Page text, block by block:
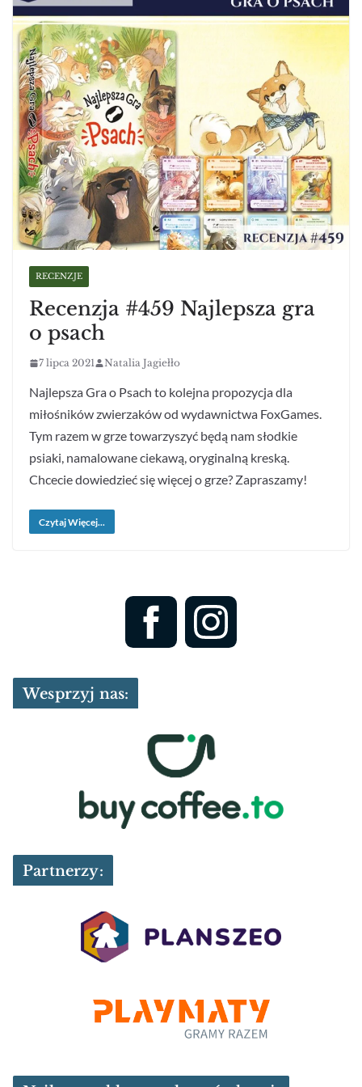
RECENZJE
Recenzja #459 Najlepsza gra
o psach
7 lipca 2021 Natalia Jagiełło
Najlepsza Gra o Psach to kolejna propozycja dla
miłośników zwierzaków od wydawnictwa FoxGames.
Tym razem w grze towarzyszyć będą nam słodkie
psiaki, namalowane ciekawą, oryginalną kreską.
Chcecie dowiedzieć się więcej o grze? Zapraszamy!
Czytaj Więcej...
Wesprzyj nas:
Partnerzy: